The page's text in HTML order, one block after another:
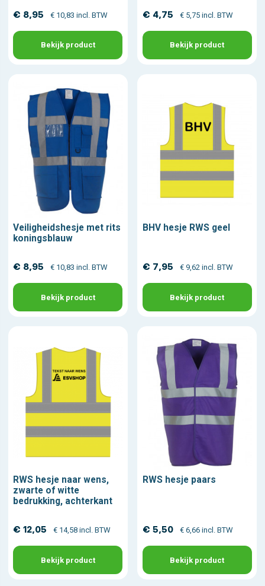
€ 8,95 € 10,83 incl. BTW
Bekijk product
€ 4,75 € 5,75 incl. BTW
Bekijk product
Veiligheidshesje met rits
koningsblauw
€ 8,95 € 10,83 incl. BTW
Bekijk product
BHV hesje RWS geel
€ 7,95 € 9,62 incl. BTW
Bekijk product
RWS hesje naar wens,
zwarte of witte
bedrukking, achterkant
€ 12,05 € 14,58 incl. BTW
Bekijk product
RWS hesje paars
€ 5,50 € 6,66 incl. BTW
Bekijk product